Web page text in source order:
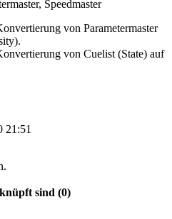
Speedmaster
von Parametermaster
von Cuelist (State) auf
21:51
sind (0)